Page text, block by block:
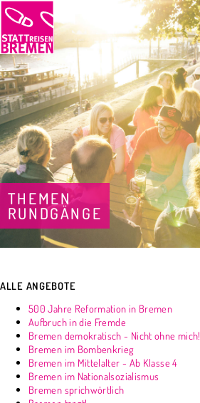
THEMEN
RUNDGÄNGE
ALLE ANGEBOTE
500 Jahre Reformation in Bremen
Aufbruch in die Fremde
Bremen demokratisch - Nicht ohne mich!
Bremen im Bombenkrieg
Bremen im Mittelalter - Ab Klasse 4
Bremen im Nationalsozialismus
Bremen sprichwörtlich